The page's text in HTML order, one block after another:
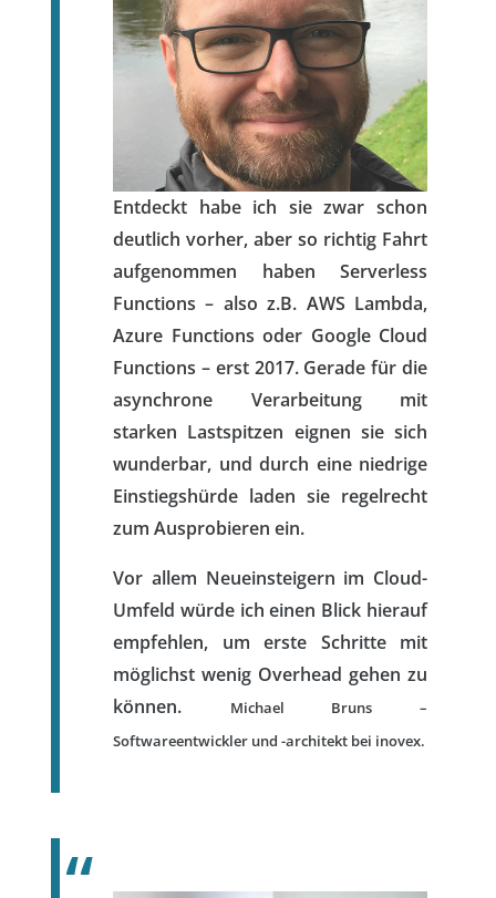
Entdeckt habe ich sie zwar schon
deutlich vorher, aber so richtig Fahrt
aufgenommen haben Serverless
Functions – also z.B. AWS Lambda,
Azure Functions oder Google Cloud
Functions – erst 2017. Gerade für die
asynchrone Verarbeitung mit
starken Lastspitzen eignen sie sich
wunderbar, und durch eine niedrige
Einstiegshürde laden sie regelrecht
zum Ausprobieren ein.
Vor allem Neueinsteigern im Cloud-
Umfeld würde ich einen Blick hierauf
empfehlen, um erste Schritte mit
möglichst wenig Overhead gehen zu
können.
Michael Bruns –
Softwareentwickler und -architekt bei inovex.